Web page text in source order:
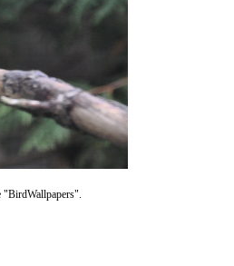
"BirdWallpapers".